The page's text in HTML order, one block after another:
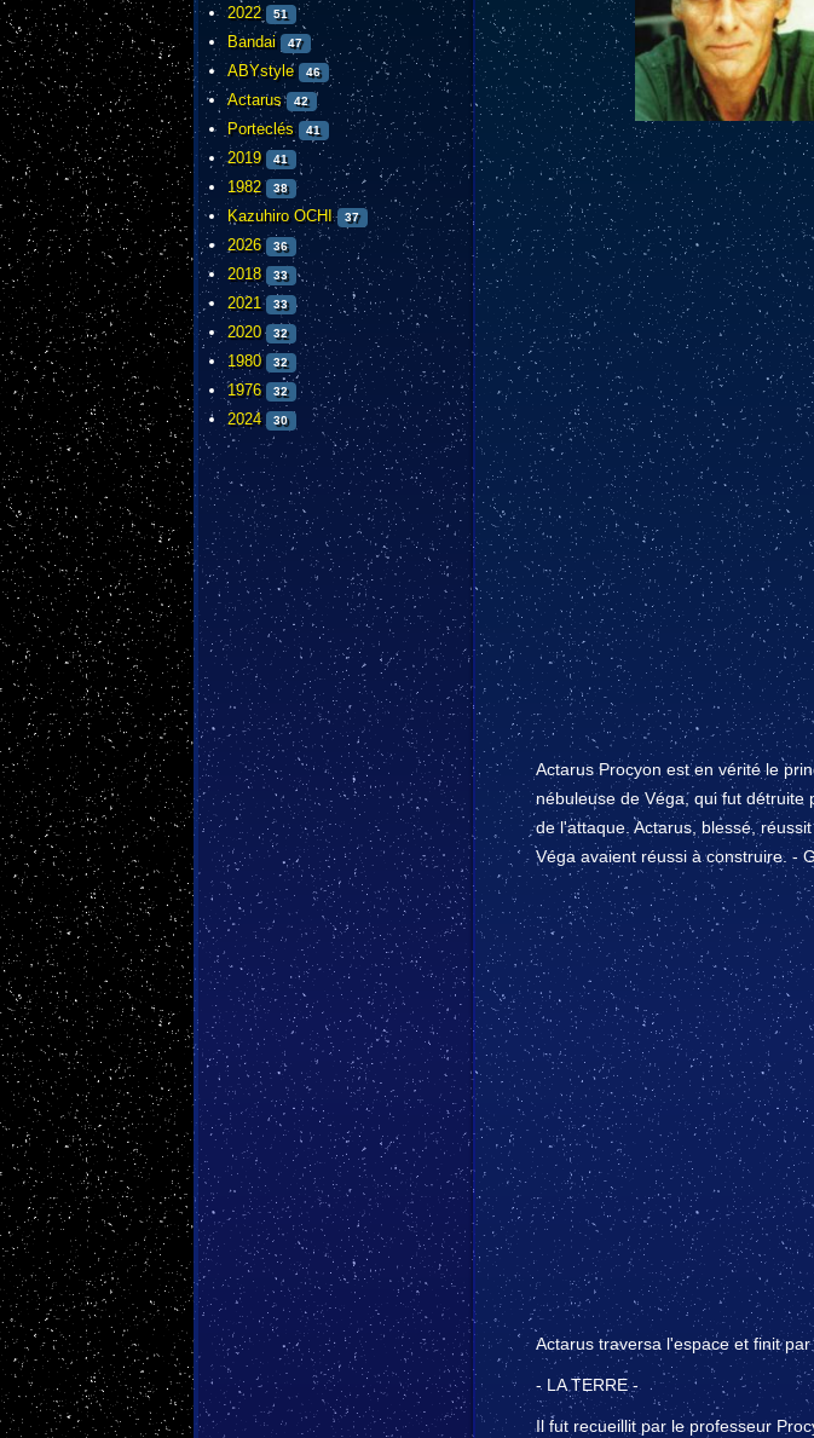
2022 51
Bandai 47
ABYstyle 46
Actarus 42
Porteclés 41
2019 41
1982 38
Kazuhiro OCHI 37
2026 36
2018 33
2021 33
2020 32
1980 32
1976 32
2024 30
Actarus Procyon est en vérité le
nébuleuse de Véga, qui fut
de l'attaque. Actarus, blessé,
Véga avaient réussi à construire. -
Actarus traversa l'espace et finit
- LA TERRE -
Il fut recueillit par le professeur